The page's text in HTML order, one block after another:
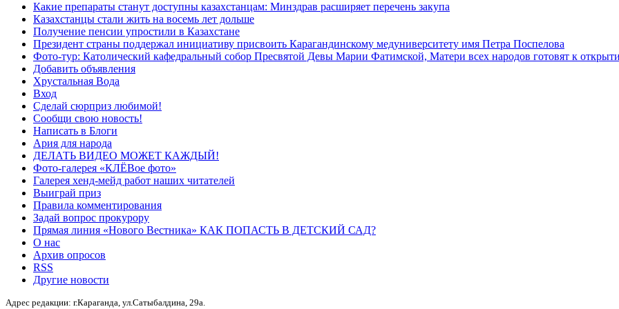
Какие препараты станут доступны казахстанцам: Минздрав расширяет перечень закупа
Казахстанцы стали жить на восемь лет дольше
Получение пенсии упростили в Казахстане
Президент страны поддержал инициативу присвоить Карагандинскому медуниверситету имя Петра Поспелова
Фото-тур: Католический кафедральный собор Пресвятой Девы Марии Фатимской, Матери всех народов готовят к
Добавить объявления
Хрустальная Вода
Вход
Сделай сюрприз любимой!
Сообщи свою новость!
Написать в Блоги
Ария для народа
ДЕЛАТЬ ВИДЕО МОЖЕТ КАЖДЫЙ!
Фото-галерея «КЛЁВое фото»
Галерея хенд-мейд работ наших читателей
Выиграй приз
Правила комментирования
Задай вопрос прокурору
Прямая линия «Нового Вестника» КАК ПОПАСТЬ В ДЕТСКИЙ САД?
О нас
Архив опросов
RSS
Другие новости
Адрес редакции: г.Караганда, ул.Сатыбалдина, 29а.